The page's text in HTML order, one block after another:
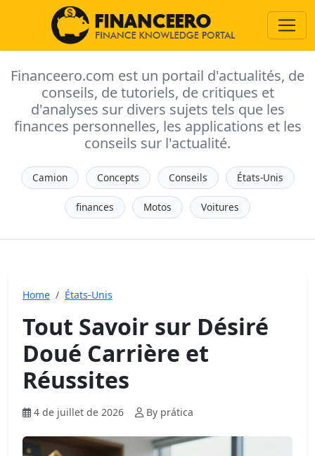
Financeero.com est un portail d'actualités, de
conseils, de tutoriels, de critiques et
d'analyses sur divers sujets tels que les
finances personnelles, les applications et les
conseils sur l'actualité.
Camion Concepts Conseils États-Unis
finances Motos Voitures
Home États-Unis
Tout Savoir sur Désiré
Doué Carrière et
Réussites
4 de juillet de 2026 By prática